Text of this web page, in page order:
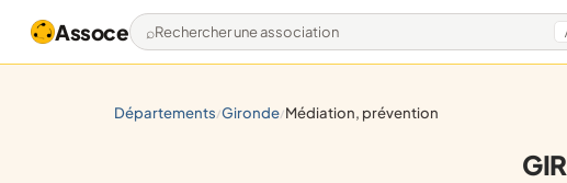
Assoce Rechercher une association
départements/ gironde/ médiation, prévention